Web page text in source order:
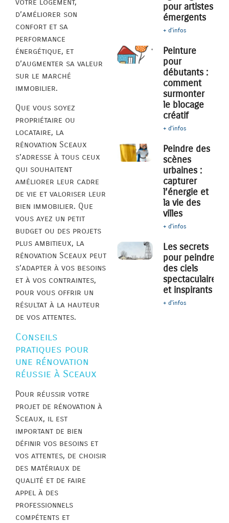
d’améliorer son
confort et sa
performance
énergétique, et
d’augmenter sa valeur
sur le marché
immobilier.
Que vous soyez
propriétaire ou
locataire, la
rénovation Sceaux
s’adresse à tous ceux
qui souhaitent
améliorer leur cadre
de vie et valoriser leur
bien immobilier. Que
vous ayez un petit
budget ou des projets
plus ambitieux, la
rénovation Sceaux peut
s’adapter à vos besoins
et à vos contraintes,
pour vous offrir un
résultat à la hauteur
de vos attentes.
Conseils
pratiques pour
une rénovation
réussie à Sceaux
Pour réussir votre
projet de rénovation à
Sceaux, il est
important de bien
définir vos besoins et
vos attentes, de choisir
des matériaux de
qualité et de faire
appel à des
professionnels
compétents et
pour artistes
émergents
+ d'infos
Peinture
pour
débutants :
comment
surmonter
le blocage
créatif
+ d'infos
Peindre des
scènes
urbaines :
capturer
l’énergie et
la vie des
villes
+ d'infos
Les secrets
pour peindre
des ciels
spectaculaires
et inspirants
+ d'infos